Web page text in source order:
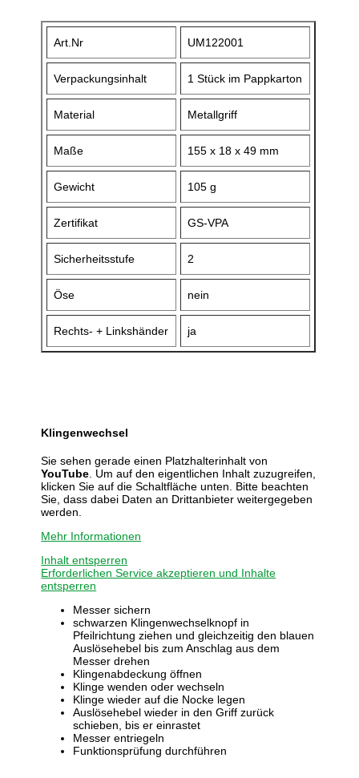
Art.Nr UM122001
Verpackungsinhalt 1 Stück im Pappkarton
Material Metallgriff
Maße 155 x 18 x 49 mm
Gewicht 105 g
Zertifikat GS-VPA
Sicherheitsstufe 2
Öse nein
Rechts- + Linkshänder ja
Klingenwechsel
Sie sehen gerade einen Platzhalterinhalt von
YouTube . Um auf den eigentlichen Inhalt zuzugreifen,
klicken Sie auf die Schaltfläche unten. Bitte beachten
Sie, dass dabei Daten an Drittanbieter weitergegeben
werden.
Mehr Informationen
Inhalt entsperren
Erforderlichen Service akzeptieren und Inhalte
entsperren
Messer sichern
schwarzen Klingenwechselknopf in
Pfeilrichtung ziehen und gleichzeitig den blauen
Auslösehebel bis zum Anschlag aus dem
Messer drehen
Klingenabdeckung öffnen
Klinge wenden oder wechseln
Klinge wieder auf die Nocke legen
Auslösehebel wieder in den Griff zurück
schieben, bis er einrastet
Messer entriegeln
Funktionsprüfung durchführen